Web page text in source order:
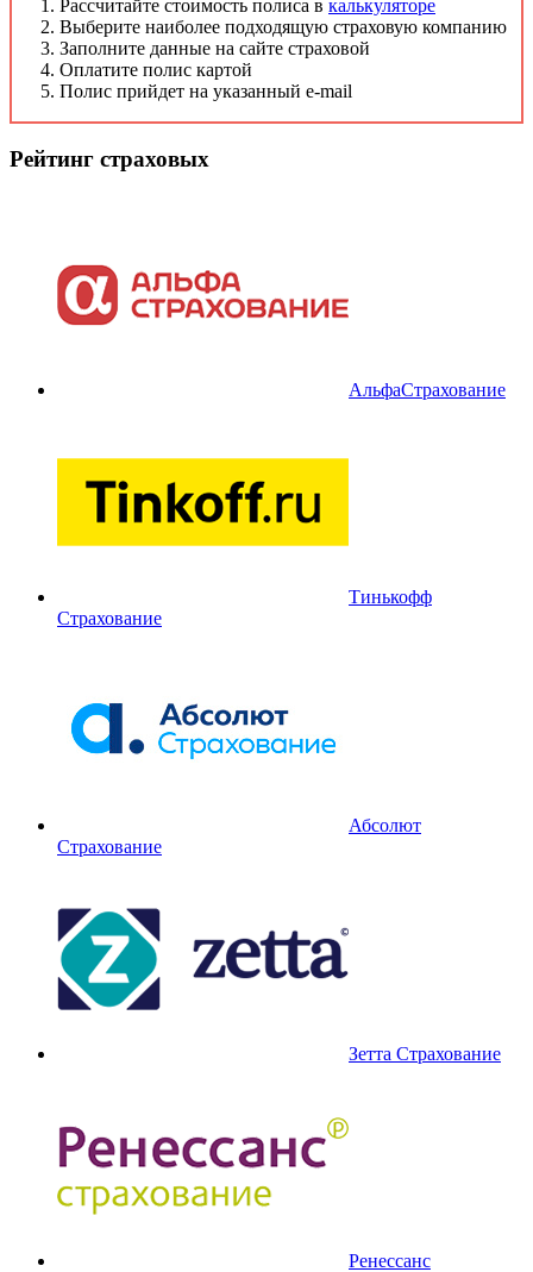
Рассчитайте стоимость полиса в калькуляторе
Выберите наиболее подходящую страховую компанию
Заполните данные на сайте страховой
Оплатите полис картой
Полис прийдет на указанный e-mail
Рейтинг страховых
АльфаСтрахование
Тинькофф
Страхование
Абсолют
Страхование
Зетта Страхование
Ренессанс